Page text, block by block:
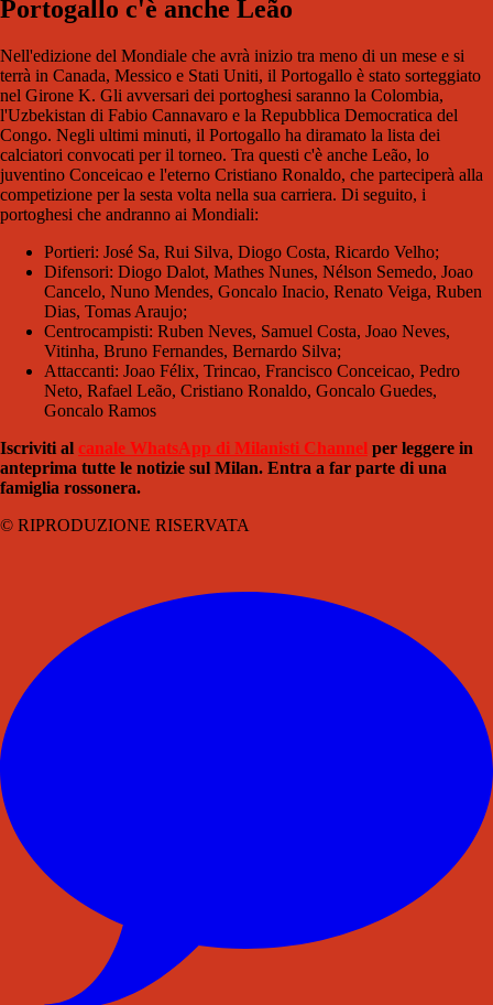
Portogallo c'è anche Leão
Nell'edizione del Mondiale che avrà inizio tra meno di un mese e si
terrà in Canada, Messico e Stati Uniti, il Portogallo è stato sorteggiato
nel Girone K. Gli avversari dei portoghesi saranno la Colombia,
l'Uzbekistan di Fabio Cannavaro e la Repubblica Democratica del
Congo. Negli ultimi minuti, il Portogallo ha diramato la lista dei
calciatori convocati per il torneo. Tra questi c'è anche Leão, lo
juventino Conceicao e l'eterno Cristiano Ronaldo, che parteciperà alla
competizione per la sesta volta nella sua carriera. Di seguito, i
portoghesi che andranno ai Mondiali:
Portieri: José Sa, Rui Silva, Diogo Costa, Ricardo Velho;
Difensori: Diogo Dalot, Mathes Nunes, Nélson Semedo, Joao
Cancelo, Nuno Mendes, Goncalo Inacio, Renato Veiga, Ruben
Dias, Tomas Araujo;
Centrocampisti: Ruben Neves, Samuel Costa, Joao Neves,
Vitinha, Bruno Fernandes, Bernardo Silva;
Attaccanti: Joao Félix, Trincao, Francisco Conceicao, Pedro
Neto, Rafael Leão, Cristiano Ronaldo, Goncalo Guedes,
Goncalo Ramos
Iscriviti al canale WhatsApp di Milanisti Channel per leggere in
anteprima tutte le notizie sul Milan. Entra a far parte di una
famiglia rossonera.
© RIPRODUZIONE RISERVATA